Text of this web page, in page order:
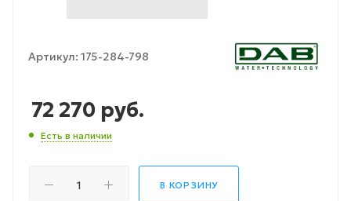
Артикул: 175-284-798
72 270 руб.
Есть в наличии
В КОРЗИНУ